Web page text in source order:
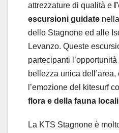
attrezzature di qualità e
escursioni guidate
dello Stagnone ed alle
Levanzo. Queste
partecipanti
bellezza unica
l’emozione del kitesurf
flora e della fauna locali
La KTS Stagnone è